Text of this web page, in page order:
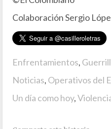
Colaboración Sergio
Enfrentamientos,
Noticias, Operativos del
Un día como hoy,